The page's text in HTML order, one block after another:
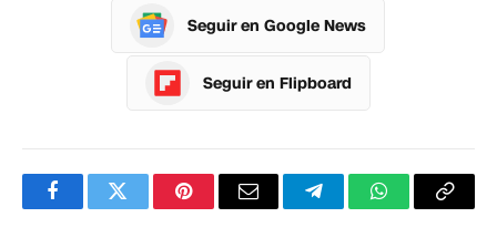
Seguir en Google News
Seguir en Flipboard
FacebookTwitterPinterestCorreoTelegramWhatsApp